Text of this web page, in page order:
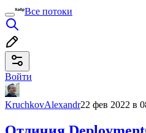
Все потоки
Войти
KruchkovAlexandr22 фев 2022 в